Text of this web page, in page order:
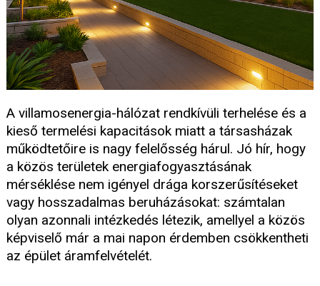
A villamosenergia-hálózat rendkívüli terhelése és a
kieső termelési kapacitások miatt a társasházak
működtetőire is nagy felelősség hárul. Jó hír, hogy
a közös területek energiafogyasztásának
mérséklése nem igényel drága korszerűsítéseket
vagy hosszadalmas beruházásokat: számtalan
olyan azonnali intézkedés létezik, amellyel a közös
képviselő már a mai napon érdemben csökkentheti
az épület áramfelvételét.